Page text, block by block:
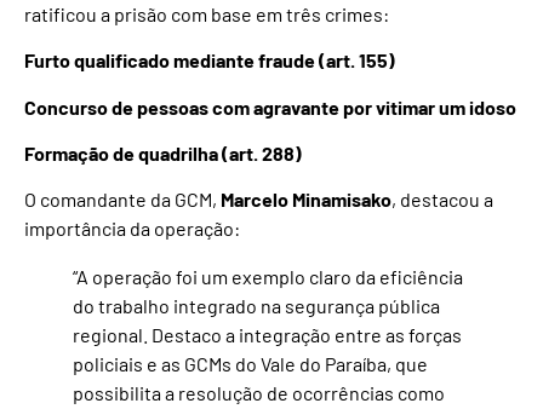
ratificou a prisão com base em três crimes:
Furto qualificado mediante fraude (art. 155)
Concurso de pessoas com agravante por vitimar um idoso
Formação de quadrilha (art. 288)
O comandante da GCM, Marcelo Minamisako, destacou a
importância da operação:
“A operação foi um exemplo claro da eficiência
do trabalho integrado na segurança pública
regional. Destaco a integração entre as forças
policiais e as GCMs do Vale do Paraíba, que
possibilita a resolução de ocorrências como